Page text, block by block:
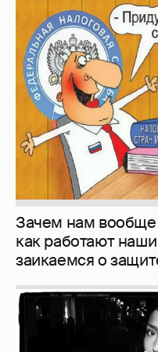
Зачем нам вообще
как работают
заикаемся о
Рублёвские дочки